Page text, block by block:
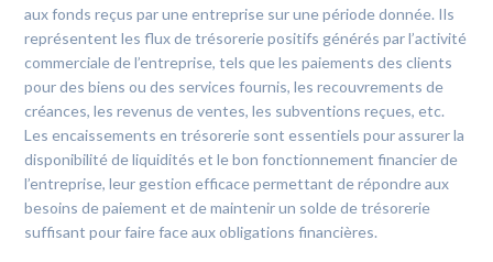
aux fonds reçus par une entreprise sur une période donnée. Ils
représentent les flux de trésorerie positifs générés par l’activité
commerciale de l’entreprise, tels que les paiements des clients
pour des biens ou des services fournis, les recouvrements de
créances, les revenus de ventes, les subventions reçues, etc.
Les encaissements en trésorerie sont essentiels pour assurer la
disponibilité de liquidités et le bon fonctionnement financier de
l’entreprise, leur gestion efficace permettant de répondre aux
besoins de paiement et de maintenir un solde de trésorerie
suffisant pour faire face aux obligations financières.